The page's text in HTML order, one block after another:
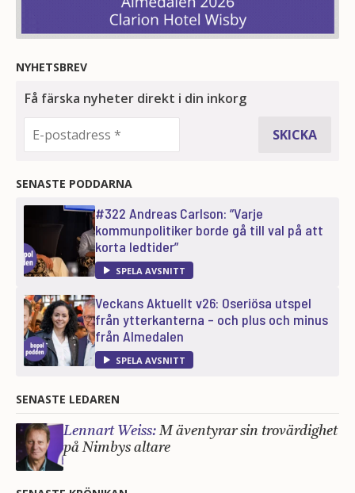
NYHETSBREV
SENASTE PODDARNA
#322 Andreas Carlson: ”Varje
kommunpolitiker borde gå till val på att
korta ledtider”
SPELA AVSNITT
Veckans Aktuellt v26: Oseriösa utspel
från ytterkanterna – och plus och minus
från Almedalen
SPELA AVSNITT
SENASTE LEDAREN
Lennart Weiss: M äventyrar sin trovärdighet
på Nimbys altare